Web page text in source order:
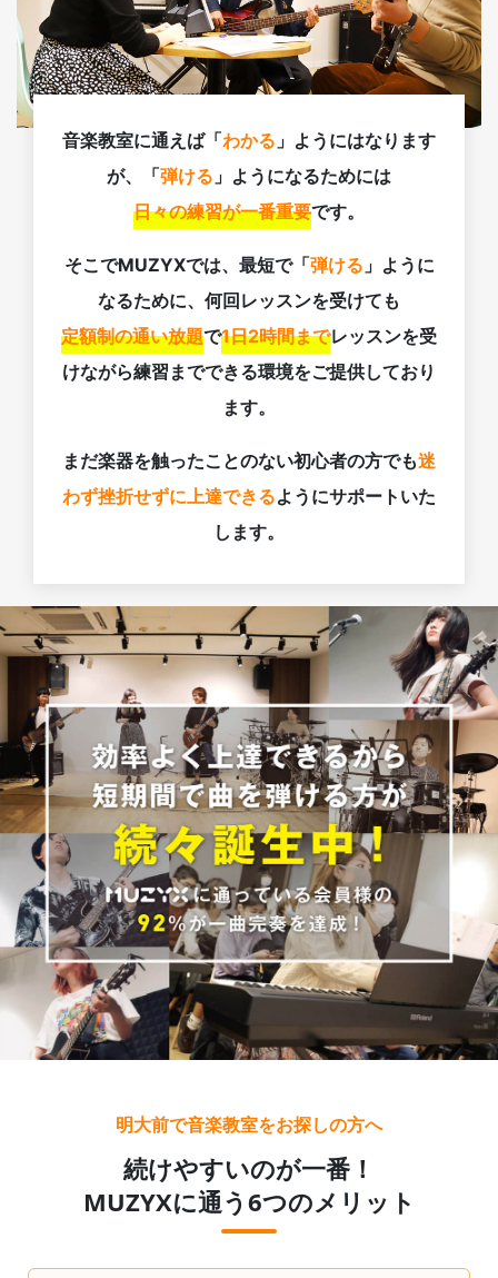
音楽教室に通えば「わかる 」ようにはなります
が、「弾ける 」ようになるためには
日々の練習が一番重要です。
そこでMUZYXでは、最短で「弾ける 」ように
なるために、何回レッスンを受けても
定額制の通い放題で1日2時間までレッスンを受
けながら練習までできる環境をご提供しており
ます。
まだ楽器を触ったことのない初心者の方でも迷
わず挫折せずに上達できるようにサポートいた
します。
明大前で音楽教室をお探しの方へ
続けやすいのが一番！
MUZYXに通う6つのメリット